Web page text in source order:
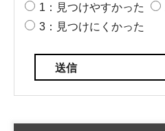
1：見つけやすかった
3：見つけにくかった